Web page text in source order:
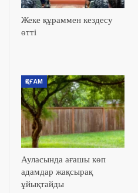
Жеке құраммен кездесу
өтті
ҚОҒАМ
Ауласында ағашы көп
адамдар жақсырақ
ұйықтайды